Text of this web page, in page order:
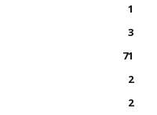
1
3
71
2
2